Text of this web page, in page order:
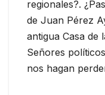
regionales?.
de Juan Pérez
antigua Casa de
Señores
nos hagan